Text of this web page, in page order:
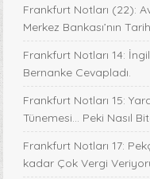
Frankfurt Notları (22):
Merkez Bankası’nın
Frankfurt Notları 14:
Bernanke Cevapladı.
Frankfurt Notları 15:
Tünemesi… Peki Nasıl
Frankfurt Notları 17:
kadar Çok Vergi